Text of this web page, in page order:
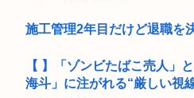
施工管理2年目だけど退職を
【 】「ゾンビたばこ売人」
海斗」に注がれる“厳しい